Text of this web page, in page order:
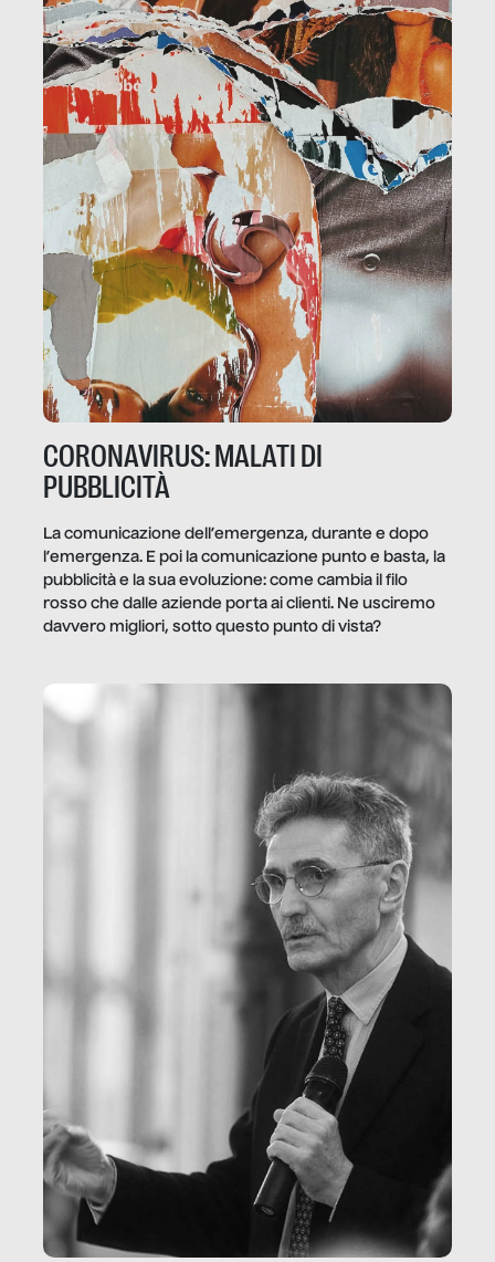
CORONAVIRUS: MALATI DI
PUBBLICITÀ
La comunicazione dell’emergenza, durante e dopo
l’emergenza. E poi la comunicazione punto e basta, la
pubblicità e la sua evoluzione: come cambia il filo
rosso che dalle aziende porta ai clienti. Ne usciremo
davvero migliori, sotto questo punto di vista?